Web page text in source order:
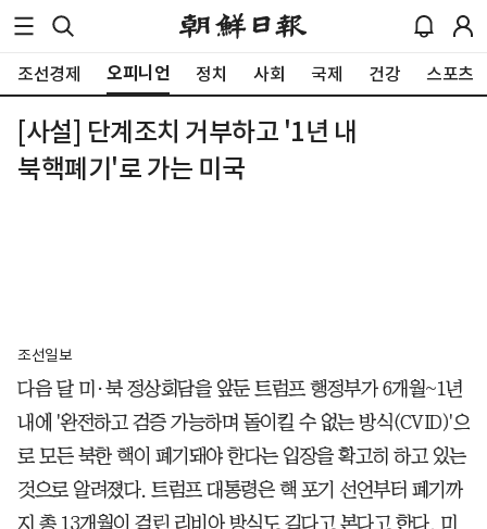
조선경제 오피니언 정치 사회 국제 건강 스포츠
[사설] 단계조치 거부하고 '1년 내
북핵폐기'로 가는 미국
조선일보
다음 달 미·북 정상회담을 앞둔 트럼프 행정부가 6개월~1년
내에 '완전하고 검증 가능하며 돌이킬 수 없는 방식(CVID)'으
로 모든 북한 핵이 폐기돼야 한다는 입장을 확고히 하고 있는
것으로 알려졌다. 트럼프 대통령은 핵 포기 선언부터 폐기까
지 총 13개월이 걸린 리비아 방식도 길다고 본다고 한다. 미